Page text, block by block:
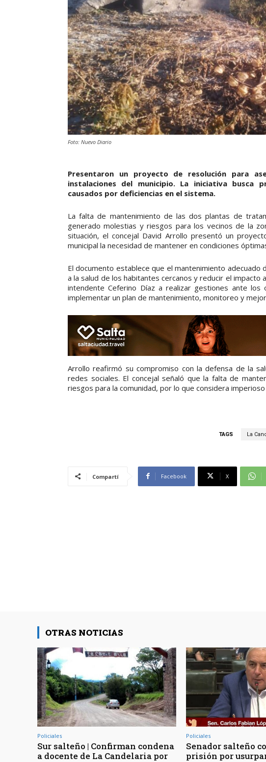
Foto: Nuevo Diario
Presentaron un proyecto de resolución para
instalaciones del municipio. La iniciativa busca
causados por deficiencias en el sistema.
La falta de mantenimiento de las dos plantas de
generado molestias y riesgos para los vecinos de la
situación, el concejal David Arrollo presentó un
municipal la necesidad de mantener en condiciones
El documento establece que el mantenimiento
a la salud de los habitantes cercanos y reducir el
intendente Ceferino Díaz a realizar gestiones ante los
implementar un plan de mantenimiento, monitoreo y
Arrollo reafirmó su compromiso con la defensa de la
redes sociales. El concejal señaló que la falta de
riesgos para la comunidad, por lo que considera
TAGS La
Compartí Facebook X
OTRAS NOTICIAS
Policiales
Sur salteño | Confirman condena
a docente de La Candelaria por
Policiales
Senador salteño
prisión por